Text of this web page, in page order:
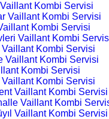
Kombi Servisi
Vaillant Kombi Servisi
Kombi Servisi
Vaillant Kombi
Kombi Servisi
Vaillant Kombi Servisi
Kombi Servisi
Kombi Servisi
Vaillant Kombi Servisi
Vaillant Kombi
Vaillant Kombi Servisi